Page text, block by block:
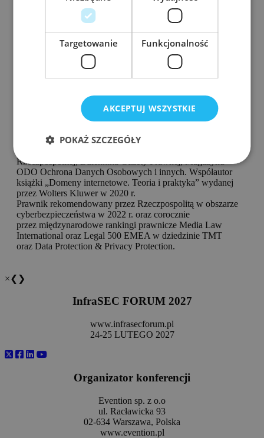
Własności Intelektualnej (WIPO), a w przeszłości Council of
European National Top Level Domain Registries (CENTR).
Był także uczestnikiem spotkań Międzynarodowej Unii
Telekomunikacyjnej (ITU).
Jest członkiem Stowarzyszenia Prawa Nowych Technologii
(SPNT), gdzie odpowiada za sekcję Cyberbezpieczeństwo.
Pełni rolę Chapter Chair na rynek polski z ramienia
Wykładowca w Szkole IT/TMT Centrum IP im. H. Grocjusza
w Warszawie. Członek kolegium redakcyjnego Kwartalnika
Prawa Nowych Technologii C.H. Beck.
danych osobowych i RODO oraz cyberbezpieczeństwa.
Rzeczpospolitej, Dziennika Gazety Prawnej, Magazynu
ODO Ochrona Danych Osobowych i innych. Współautor
książki „Domeny internetowe. Teoria i praktyka” wydanej
przez Wolters Kluwer w 2020 r.
Prawnik rekomendowany przez Rzeczpospolitą w obszarze
cyberbezpieczeństwa w 2022 r. oraz corocznie
przez międzynarodowe rankingi prawnicze Media Law
International oraz Legal 500 EMEA w dziedzinie TMT
oraz Data Protection & Privacy Protection.
×❮ ❯
InfraSEC FORUM 2027
www.infrasecforum.pl
24-25 LUTEGO 2027
Organizator konferencji
Evention sp. z o.o
ul. Racławicka 93
02-634 Warszawa, Polska
www.evention.pl
Targetowanie Funkcjonalność
AKCEPTUJ WSZYSTKIE
POKAŻ SZCZEGÓŁY